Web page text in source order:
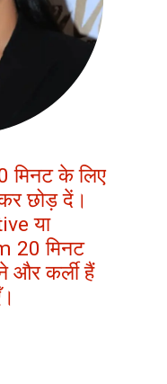
मिनट के लिए
छोड़ दें।
या
20 मिनट
और कर्ली हैं